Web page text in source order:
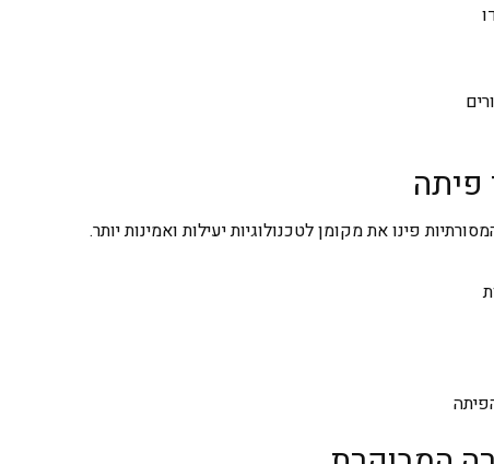
פינו את מקומן לטכנולוגיות יעילות ואמינות יותר.